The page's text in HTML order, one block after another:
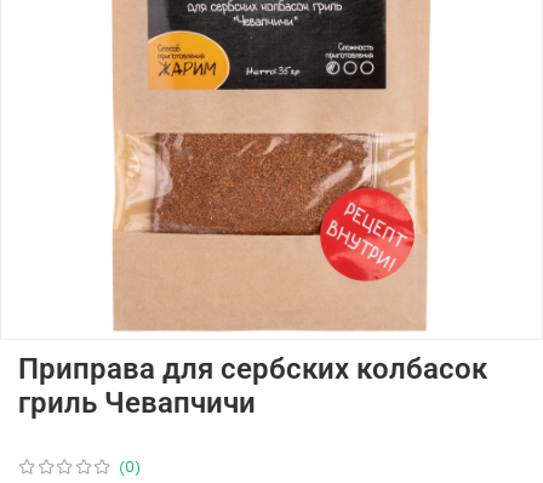
(0)
Приправа для сербских колбасок
гриль Чевапчичи